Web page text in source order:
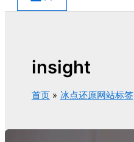
insight
首页 冰点还原网站标签